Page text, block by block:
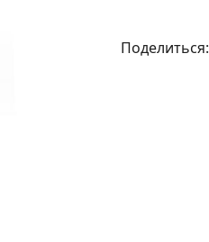
Поделиться: